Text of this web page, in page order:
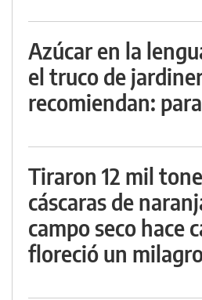
Azúcar en la
el truco de
recomiendan:
Tiraron 12 mil
cáscaras de
campo seco hace
floreció un